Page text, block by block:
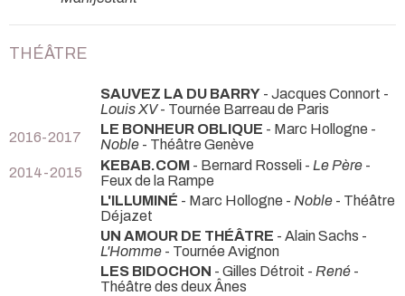
THÉÂTRE
SAUVEZ LA DU BARRY - Jacques Connort -
Louis XV- Tournée Barreau de Paris
2016-2017
LE BONHEUR OBLIQUE - Marc Hollogne -
Noble - Théâtre Genève
2014-2015
KEBAB.COM - Bernard Rosseli - Le Père -
Feux de la Rampe
L'ILLUMINÉ - Marc Hollogne - Noble - Théâtre
Déjazet
UN AMOUR DE THÉÂTRE - Alain Sachs -
L'Homme - Tournée Avignon
LES BIDOCHON - Gilles Détroit - René -
Théâtre des deux Ânes